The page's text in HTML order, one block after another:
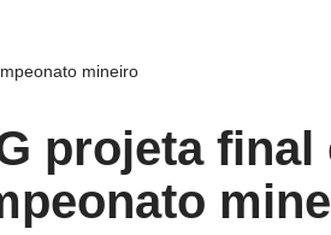
mineiro
projeta final